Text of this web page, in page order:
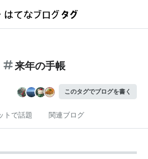
来年の手帳
このタグでブログを書く
トで話題 関連ブログ